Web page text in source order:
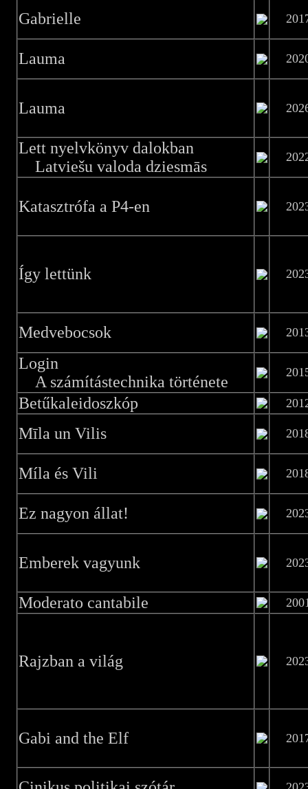
Gabrielle
Lauma
Lauma
Lett nyelvkönyv dalokban
Latviešu valoda dziesmās
Katasztrófa a P4-en
Így lettünk
Medvebocsok
Login
A számítástechnika története
Betűkaleidoszkóp
Mīla un Vilis
Míla és Vili
Ez nagyon állat!
Emberek vagyunk
Moderato cantabile
Rajzban a világ
Gabi and the Elf